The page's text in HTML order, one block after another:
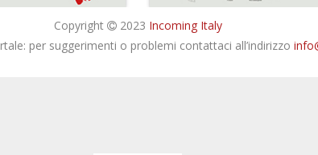
Copyright 2023 Incoming Italy
per suggerimenti o problemi contattaci all’indirizzo